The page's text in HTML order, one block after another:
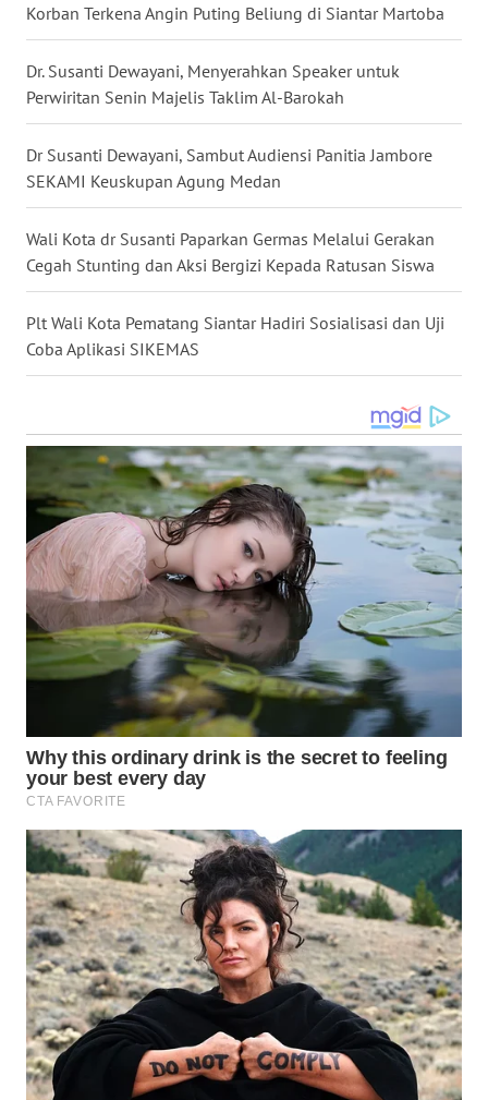
Korban Terkena Angin Puting Beliung di Siantar Martoba
Dr. Susanti Dewayani, Menyerahkan Speaker untuk
Perwiritan Senin Majelis Taklim Al-Barokah
Dr Susanti Dewayani, Sambut Audiensi Panitia Jambore
SEKAMI Keuskupan Agung Medan
Wali Kota dr Susanti Paparkan Germas Melalui Gerakan
Cegah Stunting dan Aksi Bergizi Kepada Ratusan Siswa
Plt Wali Kota Pematang Siantar Hadiri Sosialisasi dan Uji
Coba Aplikasi SIKEMAS
TOBA
NIAS
WN
LANGKAT
WN
TAPANULI
SELATAN
LESUNG
WN
KARO
WN
SIMALUNGUN
WN
LABUHANBATU
WN
TAPANULI
TENGAH
WN DELI
SERDANG
WN
TEBING
TINGGI
WN
PAKPAK